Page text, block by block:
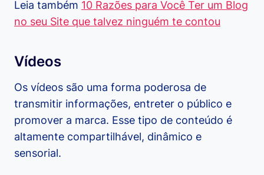
Leia também 10 Razões para Você Ter um Blog
no seu Site que talvez ninguém te contou
Vídeos
Os vídeos são uma forma poderosa de
transmitir informações, entreter o público e
promover a marca. Esse tipo de conteúdo é
altamente compartilhável, dinâmico e
sensorial.